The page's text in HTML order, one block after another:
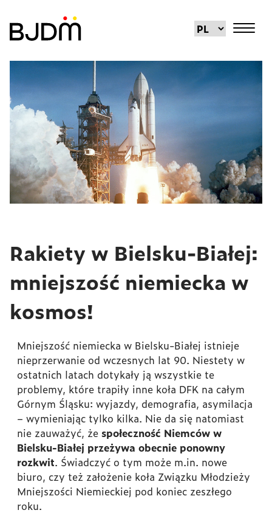
Rakiety w Bielsku-Białej:
mniejszość niemiecka w
kosmos!
Mniejszość niemiecka w Bielsku-Białej istnieje
nieprzerwanie od wczesnych lat 90. Niestety w
ostatnich latach dotykały ją wszystkie te
problemy, które trapiły inne koła DFK na całym
Górnym Śląsku: wyjazdy, demografia, asymilacja
– wymieniając tylko kilka. Nie da się natomiast
nie zauważyć, że społeczność Niemców w
Bielsku-Białej przeżywa obecnie ponowny
rozkwit. Świadczyć o tym może m.in. nowe
biuro, czy też założenie koła Związku Młodzieży
Mniejszości Niemieckiej pod koniec zeszłego
roku.